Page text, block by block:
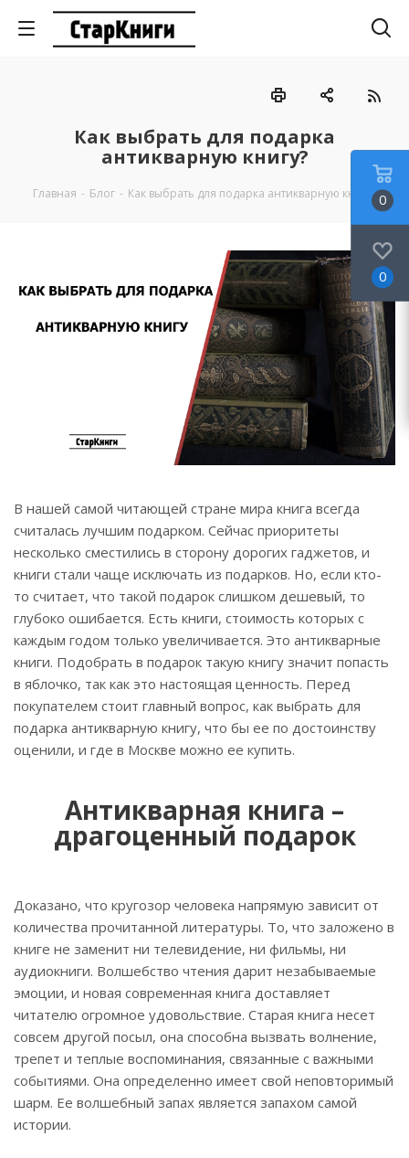
Как выбрать для подарка
антикварную книгу?
Главная - Блог - Как выбрать для подарка антикварную книгу?
В нашей самой читающей стране мира книга всегда
считалась лучшим подарком. Сейчас приоритеты
несколько сместились в сторону дорогих гаджетов, и
книги стали чаще исключать из подарков. Но, если кто-
то считает, что такой подарок слишком дешевый, то
глубоко ошибается. Есть книги, стоимость которых с
каждым годом только увеличивается. Это антикварные
книги. Подобрать в подарок такую книгу значит попасть
в яблочко, так как это настоящая ценность. Перед
покупателем стоит главный вопрос, как выбрать для
подарка антикварную книгу, что бы ее по достоинству
оценили, и где в Москве можно ее купить.
Антикварная книга –
драгоценный подарок
Доказано, что кругозор человека напрямую зависит от
количества прочитанной литературы. То, что заложено в
книге не заменит ни телевидение, ни фильмы, ни
аудиокниги. Волшебство чтения дарит незабываемые
эмоции, и новая современная книга доставляет
читателю огромное удовольствие. Старая книга несет
совсем другой посыл, она способна вызвать волнение,
трепет и теплые воспоминания, связанные с важными
событиями. Она определенно имеет свой неповторимый
шарм. Ее волшебный запах является запахом самой
истории.
0
0